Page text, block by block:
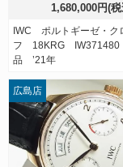
1,680,000円(
IWC ポルトギーゼ・ク
フ 18KRG
品 ’21年
広島店